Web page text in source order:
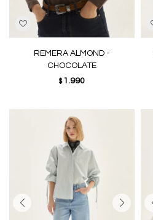
REMERA ALMOND -
CHOCOLATE
$ 1.990